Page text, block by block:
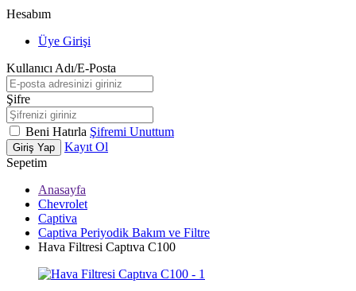
Hesabım
Üye Girişi
Kullanıcı Adı/E-Posta
Şifre
Beni Hatırla Şifremi Unuttum
Giriş Yap
Kayıt Ol
Sepetim
Anasayfa
Chevrolet
Captiva
Captiva Periyodik Bakım ve Filtre
Hava Filtresi Captıva C100